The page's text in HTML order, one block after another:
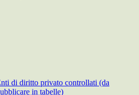
di diritto privato controllati (da
in tabelle)